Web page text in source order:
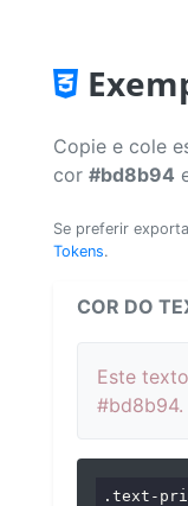
Copie e cole
cor #bd8b94
Se preferir
Tokens.
COR DO
Este
#bd8b94.
.text-